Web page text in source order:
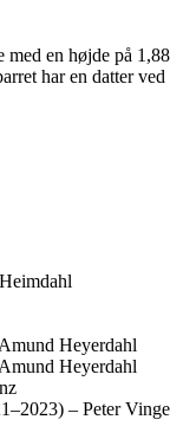
med en højde på 1,88
har en datter ved
Heyerdahl
Heyerdahl
– Peter Vinge